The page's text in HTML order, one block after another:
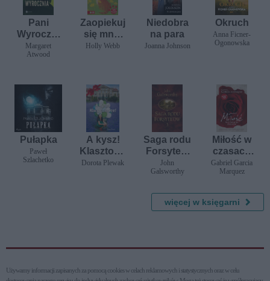
Pani
Wyroczni
a
Margaret
Atwood
Zaopiekuj
się mną.
Gdzie jest
Holly Webb
Niedobra
na para
Joanna Johnson
Okruch
Anna Ficner-
Ogonowska
Pułapka
Paweł
Szlachetko
A kysz!
Klasztorni
ce!
Dorota Plewak
Saga rodu
Forsyte'ó
w. Tom 3:
Do
John
Galsworthy
Miłość w
czasach
zarazy
Gabriel Garcia
Marquez
więcej w księgarni
Używamy informacji zapisanych za pomocą cookies w celach reklamowych i statystycznych oraz w celu